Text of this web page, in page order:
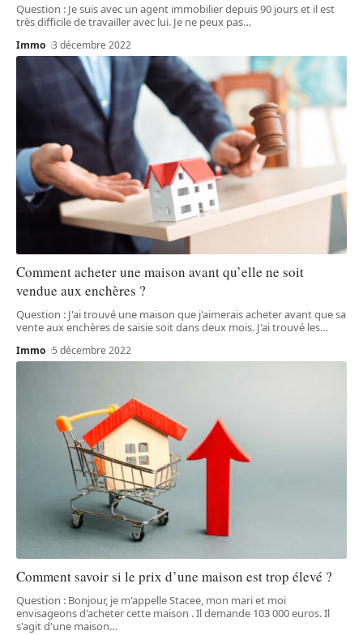
Question : Je suis avec un agent immobilier depuis 90 jours et il est
très difficile de travailler avec lui. Je ne peux pas…
Immo 3 décembre 2022
Comment acheter une maison avant qu’elle ne soit
vendue aux enchères ?
Question : J'ai trouvé une maison que j'aimerais acheter avant que sa
vente aux enchères de saisie soit dans deux mois. J'ai trouvé les…
Immo 5 décembre 2022
Comment savoir si le prix d’une maison est trop élevé ?
Question : Bonjour, je m'appelle Stacee, mon mari et moi
envisageons d'acheter cette maison . Il demande 103 000 euros. Il
s'agit d'une maison…